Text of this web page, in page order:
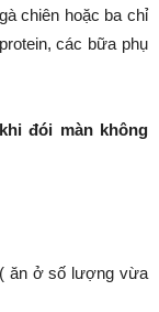
chiên hoặc ba chỉ
các bữa phụ
đói màn không
( ăn ở số lượng vừa